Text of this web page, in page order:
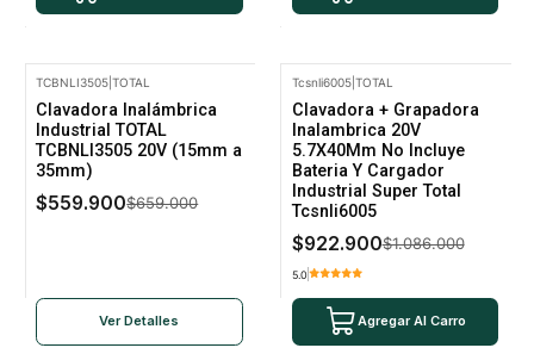
No disponible
TCBNLI3505 |TOTAL
Clavadora Inalámbrica
Industrial TOTAL
TCBNLI3505 20V (15mm a
35mm)
$559.900$659.000
Ver Detalles
Tcsnli6005| TOTAL
Clavadora + Grapadora
Inalambrica 20V
5.7X40Mm No Incluye
Bateria Y Cargador
Industrial Super Total
Tcsnli6005
$922.900$1.086.000
5.0
Agregar Al Carro